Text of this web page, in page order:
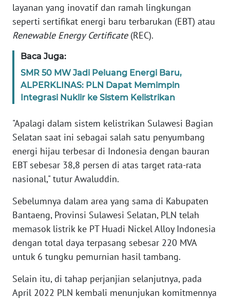
layanan yang inovatif dan ramah lingkungan
seperti sertifikat energi baru terbarukan (EBT) atau
Renewable Energy Certificate(REC).
Baca Juga:
SMR 50 MW Jadi Peluang Energi Baru,
ALPERKLINAS: PLN Dapat Memimpin
Integrasi Nuklir ke Sistem Kelistrikan
"Apalagi dalam sistem kelistrikan Sulawesi Bagian
Selatan saat ini sebagai salah satu penyumbang
energi hijau terbesar di Indonesia dengan bauran
EBT sebesar 38,8 persen di atas target rata-rata
nasional," tutur Awaluddin.
Sebelumnya dalam area yang sama di Kabupaten
Bantaeng, Provinsi Sulawesi Selatan, PLN telah
memasok listrik ke PT Huadi Nickel Alloy Indonesia
dengan total daya terpasang sebesar 220 MVA
untuk 6 tungku pemurnian hasil tambang.
Selain itu, di tahap perjanjian selanjutnya, pada
April 2022 PLN kembali menunjukan komitmennya
BABEL
WN
WN
SUMSEL
WN
BENGKULU
WN
LAMPUNG
WN
JATENG
WN
NUSANTARA
WN
JOGJA